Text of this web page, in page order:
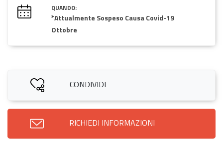
QUANDO:
*Attualmente Sospeso Causa Covid-19
Ottobre
CONDIVIDI
RICHIEDI INFORMAZIONI